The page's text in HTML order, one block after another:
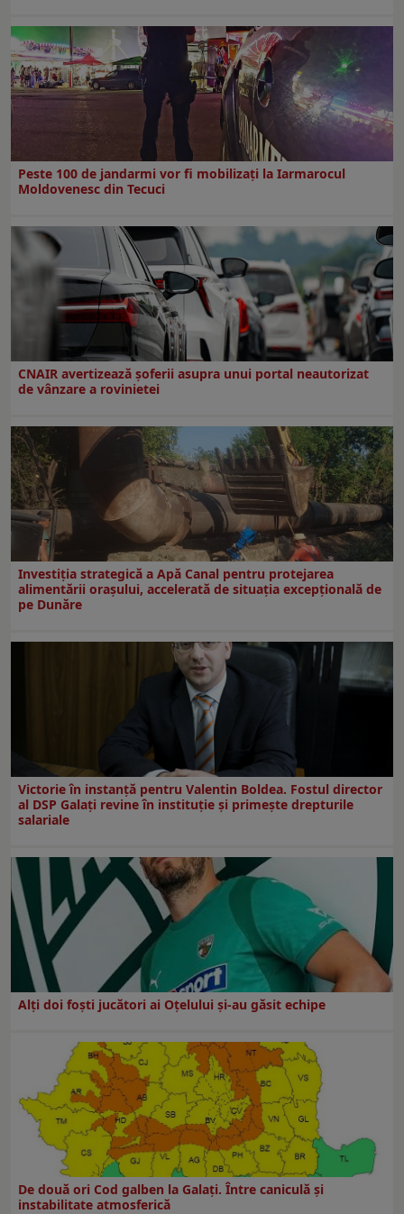
Peste 100 de jandarmi vor fi mobilizați la Iarmarocul
Moldovenesc din Tecuci
CNAIR avertizează șoferii asupra unui portal neautorizat
de vânzare a rovinietei
Investiția strategică a Apă Canal pentru protejarea
alimentării orașului, accelerată de situația excepțională de
pe Dunăre
Victorie în instanță pentru Valentin Boldea. Fostul director
al DSP Galați revine în instituție și primește drepturile
salariale
Alți doi foști jucători ai Oțelului și-au găsit echipe
De două ori Cod galben la Galaţi. Între caniculă şi
instabilitate atmosferică